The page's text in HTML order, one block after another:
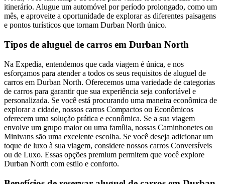
itinerário. Alugue um automóvel por período prolongado, como um
mês, e aproveite a oportunidade de explorar as diferentes paisagens
e pontos turísticos que tornam Durban North único.
Tipos de aluguel de carros em Durban North
Na Expedia, entendemos que cada viagem é única, e nos
esforçamos para atender a todos os seus requisitos de aluguel de
carros em Durban North. Oferecemos uma variedade de categorias
de carros para garantir que sua experiência seja confortável e
personalizada. Se você está procurando uma maneira econômica de
explorar a cidade, nossos carros Compactos ou Econômicos
oferecem uma solução prática e econômica. Se a sua viagem
envolve um grupo maior ou uma família, nossas Caminhonetes ou
Minivans são uma excelente escolha. Se você deseja adicionar um
toque de luxo à sua viagem, considere nossos carros Conversíveis
ou de Luxo. Essas opções premium permitem que você explore
Durban North com estilo e conforto.